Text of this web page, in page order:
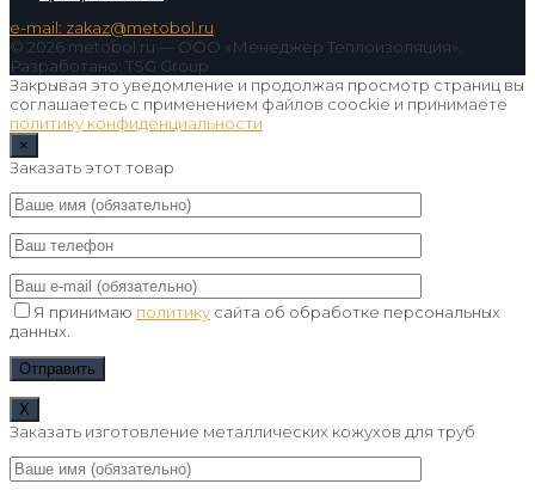
e-mail: zakaz@metobol.ru
© 2026 metobol.ru — ООО «Менеджер Теплоизоляция».
Разработано: TSG Group
Закрывая это уведомление и продолжая просмотр страниц вы
соглашаетесь с применением файлов coockie и принимаете
политику конфиденциальности
×
Заказать этот товар
Я принимаю политику сайта об обработке персональных
данных.
Х
Заказать изготовление металлических кожухов для труб